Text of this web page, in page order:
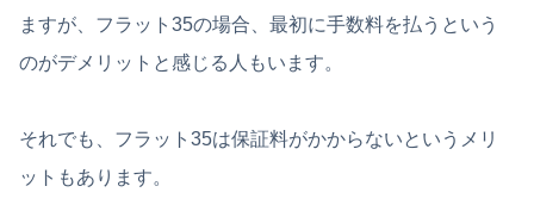
ますが、フラット35の場合、最初に手数料を払うという
のがデメリットと感じる人もいます。
それでも、フラット35は保証料がかからないというメリ
ットもあります。